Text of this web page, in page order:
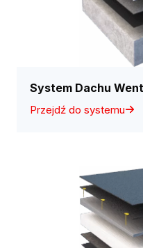
System Dachu
Przejdź do systemu